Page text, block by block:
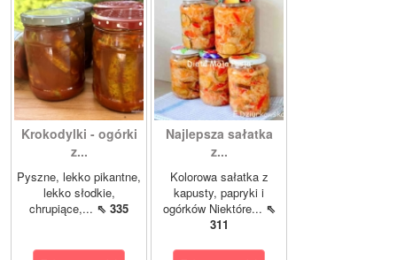
Krokodylki - ogórki
z...
Pyszne, lekko pikantne,
lekko słodkie,
chrupiące,... ⇖ 335
Najlepsza sałatka
z...
Kolorowa sałatka z
kapusty, papryki i
ogórków Niektóre... ⇖
311